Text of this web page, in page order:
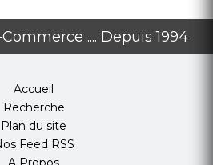
.... Depuis 1994
Accueil
Recherche
Plan du site
Feed RSS